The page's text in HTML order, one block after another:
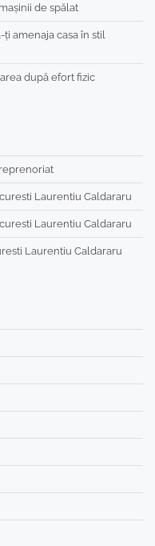
de spălat
amenaja casa în stil
după efort fizic
Laurentiu Caldararu
Laurentiu Caldararu
Laurentiu Caldararu